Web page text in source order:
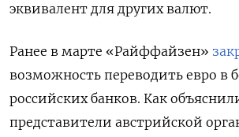
эквивалент для других валют.
Ранее в марте «Райффайзен»
возможность переводить евро в
российских банков. Как
представители австрийской